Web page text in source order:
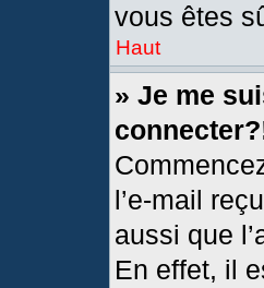
vous êtes
Haut
» Je me
l’e-mail
aussi que
En effet, il